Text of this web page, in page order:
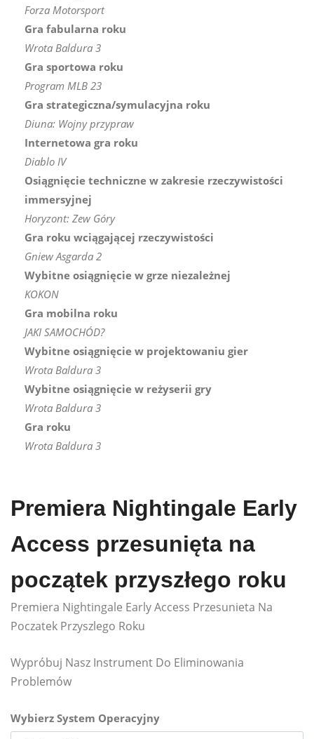
Forza Motorsport
Gra fabularna roku
Wrota Baldura 3
Gra sportowa roku
Program MLB 23
Gra strategiczna/symulacyjna roku
Diuna: Wojny przypraw
Internetowa gra roku
Diablo IV
Osiągnięcie techniczne w zakresie rzeczywistości
immersyjnej
Horyzont: Zew Góry
Gra roku wciągającej rzeczywistości
Gniew Asgarda 2
Wybitne osiągnięcie w grze niezależnej
KOKON
Gra mobilna roku
JAKI SAMOCHÓD?
Wybitne osiągnięcie w projektowaniu gier
Wrota Baldura 3
Wybitne osiągnięcie w reżyserii gry
Wrota Baldura 3
Gra roku
Wrota Baldura 3
Premiera Nightingale Early
Access przesunięta na
początek przyszłego roku
Premiera Nightingale Early Access Przesunieta Na
Poczatek Przyszlego Roku
Wypróbuj Nasz Instrument Do Eliminowania
Problemów
Wybierz System Operacyjny